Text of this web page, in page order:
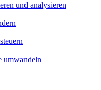
und analysieren
umwandeln